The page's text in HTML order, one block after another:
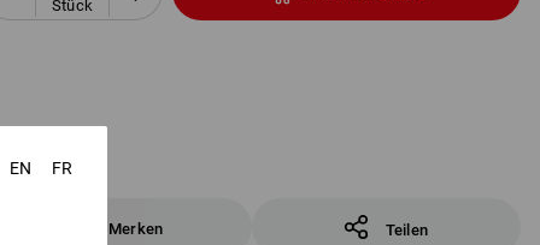
Stück
Merken Teilen
EN FR